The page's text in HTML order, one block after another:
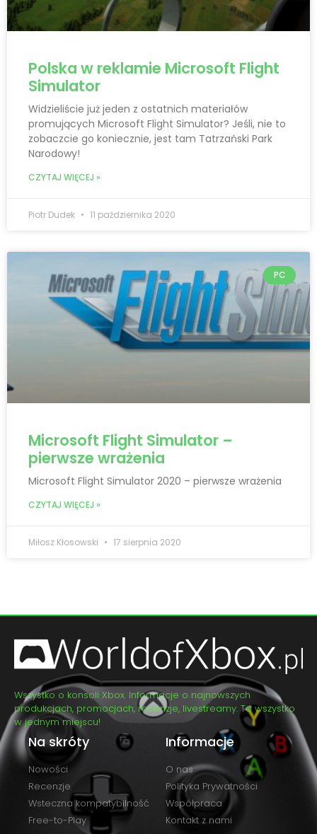
Polska w reklamie Microsoft Flight
Simulator
Widzieliście już jeden z ostatnich materiałów
promujących Microsoft Flight Simulator? Jeśli, nie to
zobaczcie go koniecznie, jest tam Tatrzański Park
Narodowy!
CZYTAJ WIĘCEJ »
Piotr Dudek 11 października 2020
PC
Microsoft Flight Simulator –
pierwsze wrażenia
Microsoft Flight Simulator 2020 – pierwsze wrażenia
CZYTAJ WIĘCEJ »
Miłosz Kłosowski 17 sierpnia 2020
Wszystko o konsoli Xbox. Informacje o najnowszych
produkcjach, promocjach, recenzje, livestreamy. To wszystko
w jednym miejscu!
Na skróty
Nowości
Recenzje
Wsteczna kompatybilność
Free-to-Play
Informacje
O nas
Polityka Prywatności
Współpraca
Kontakt z nami